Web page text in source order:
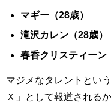
マギー（28歳）
滝沢カレン（28歳）
春香クリスティーン
マジメなタレントとい
Ｘ」として報道される